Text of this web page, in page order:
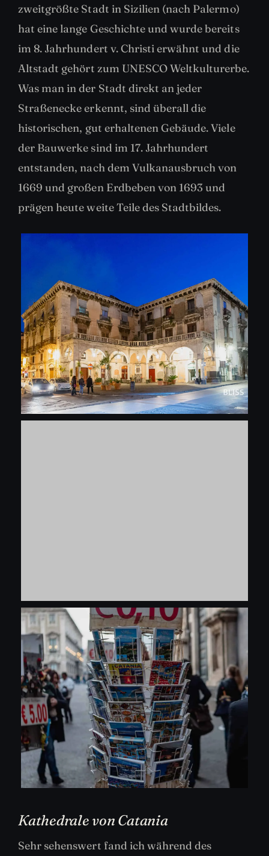
zweitgrößte Stadt in Sizilien (nach Palermo)
hat eine lange Geschichte und wurde bereits
im 8. Jahrhundert v. Christi erwähnt und die
Altstadt gehört zum UNESCO Weltkulturerbe.
Was man in der Stadt direkt an jeder
Straßenecke erkennt, sind überall die
historischen, gut erhaltenen Gebäude. Viele
der Bauwerke sind im 17. Jahrhundert
entstanden, nach dem Vulkanausbruch von
1669 und großen Erdbeben von 1693 und
prägen heute weite Teile des Stadtbildes.
Kathedrale von Catania
Sehr sehenswert fand ich während des